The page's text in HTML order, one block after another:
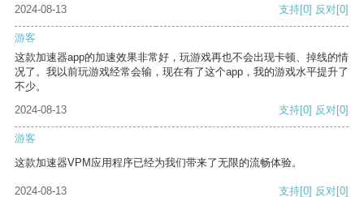
2024-08-13
支持[0] 反对[0]
游客
这款加速器app的加速效果非常好，玩游戏再也不会出现卡顿、掉线的情
况了。我以前玩游戏经常会输，现在有了这个app，我的游戏水平提升了
不少。
2024-08-13
支持[0] 反对[0]
游客
这款加速器VPM应用程序已经为我们带来了无限的流畅体验。
2024-08-13 支持[0] 反对[0]